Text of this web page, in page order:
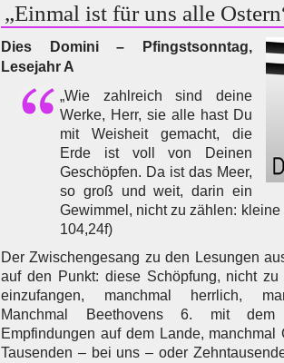
„Einmal ist für uns alle
Dies Domini – Pfingstsonntag,
Lesejahr A
„Wie zahlreich sind deine
Werke, Herr, sie alle hast Du
mit Weisheit gemacht, die
Erde ist voll von Deinen
Geschöpfen. Da ist das Meer,
so groß und weit, darin ein
Gewimmel, nicht zu zählen: kleine
104,24f)
Der Zwischengesang zu den Lesungen
auf den Punkt: diese Schöpfung, nicht
einzufangen, manchmal herrlich,
Manchmal Beethovens 6. mit dem
Empfindungen auf dem Lande, manchmal
Tausenden – bei uns – oder